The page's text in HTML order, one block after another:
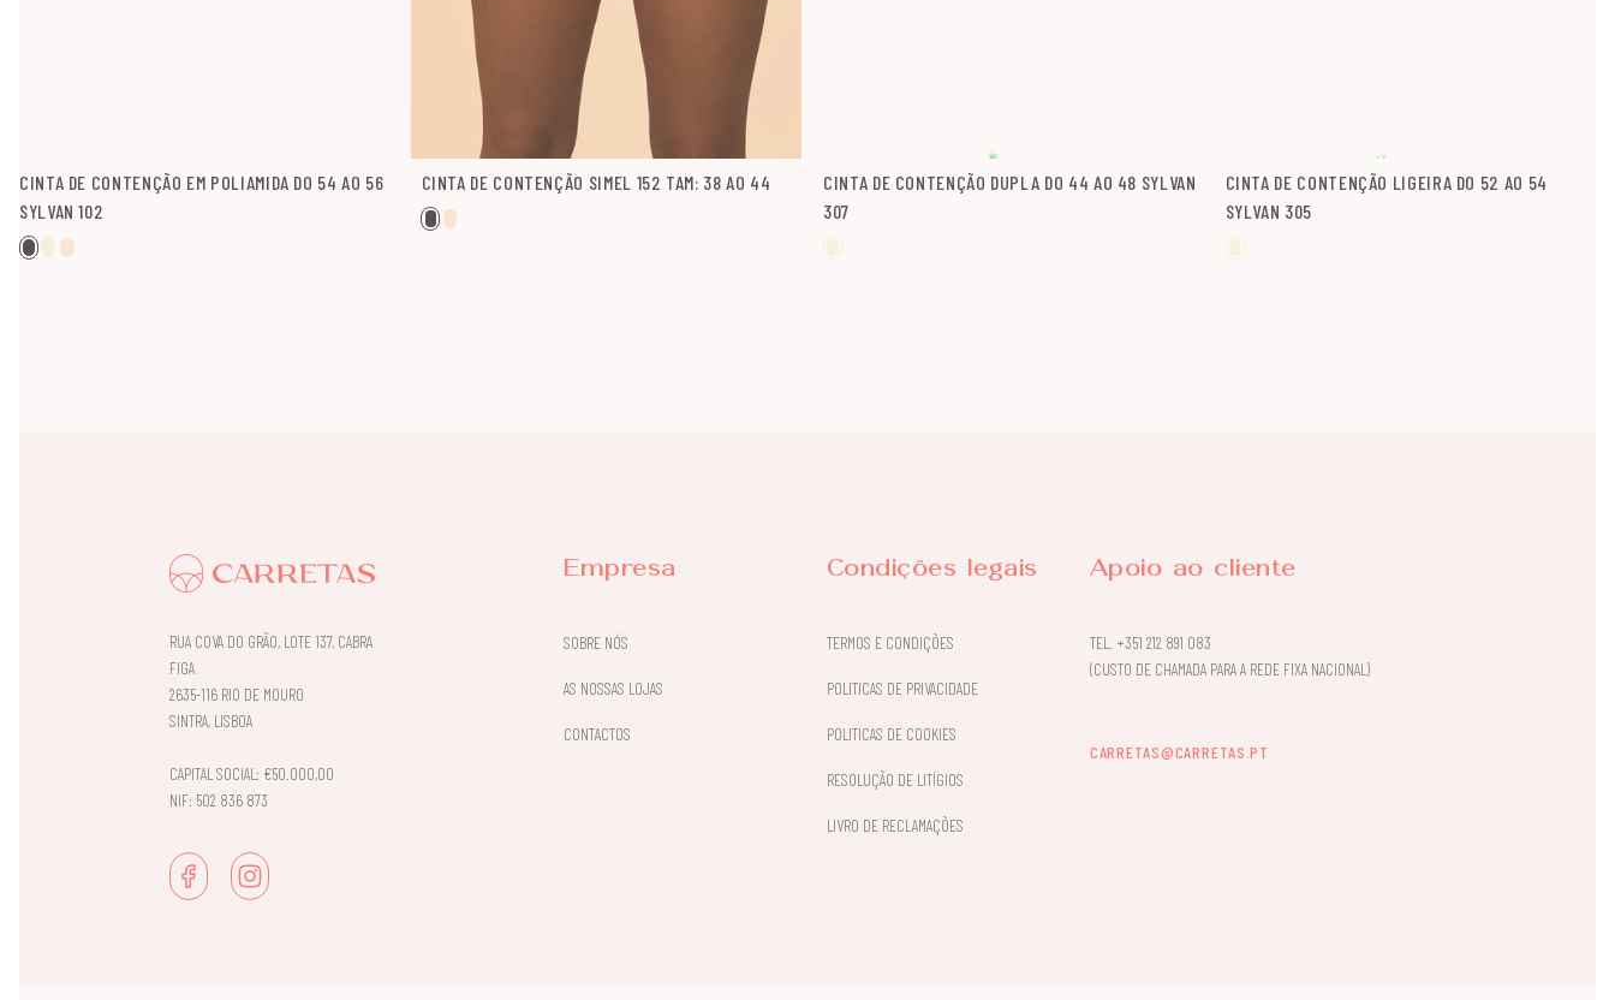
CINTA DE CONTENÇÃO EM POLIAMIDA DO 54 AO 56
SYLVAN 102
CINTA DE CONTENÇÃO SIMEL 152 TAM: 38 AO 44
CINTA DE CONTENÇÃO DUPLA DO 44 AO 48 SYLVAN
307
CINTA DE CONTENÇÃO LIGEIRA DO 52 AO 54
SYLVAN 305
RUA COVA DO GRÃO, LOTE 137, CABRA
FIGA
2635-116 RIO DE MOURO
SINTRA, LISBOA
CAPITAL SOCIAL: €50.000,00
NIF: 502 836 873
Empresa
SOBRE NÓS
AS NOSSAS LOJAS
CONTACTOS
Condições legais
TERMOS E CONDIÇÕES
POLITICAS DE PRIVACIDADE
POLITICAS DE COOKIES
RESOLUÇÃO DE LITÍGIOS
LIVRO DE RECLAMAÇÕES
Apoio ao cliente
TEL. +351 212 891 083
(CUSTO DE CHAMADA PARA A REDE FIXA NACIONAL)
CARRETAS@CARRETAS.PT